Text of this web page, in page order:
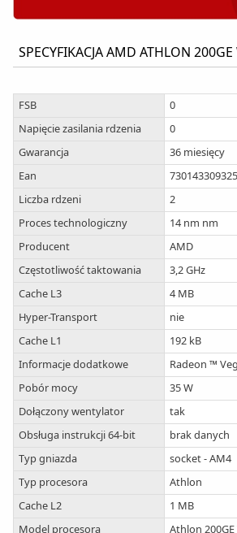
SPECYFIKACJA AMD ATHLON
FSB
0
Napięcie zasilania rdzenia
0
Gwarancja
36 miesięcy
Ean
730143309325
Liczba rdzeni
2
Proces technologiczny
14 nm nm
Producent
AMD
Częstotliwość taktowania
3,2 GHz
Cache L3
4 MB
Hyper-Transport
nie
Cache L1
192 kB
Informacje dodatkowe
Radeon ™
Pobór mocy
35 W
Dołączony wentylator
tak
Obsługa instrukcji 64-bit
brak danych
Typ gniazda
socket - AM4
Typ procesora
Athlon
Cache L2
1 MB
Model procesora
Athlon 200GE